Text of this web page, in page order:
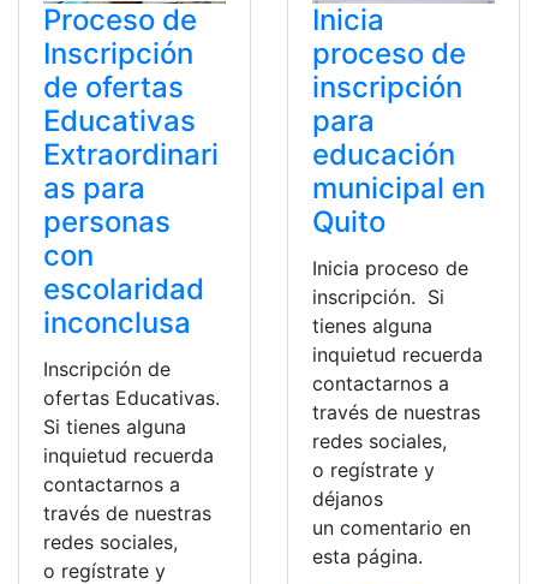
Proceso de
Inscripción
de ofertas
Educativas
Extraordinari
as para
personas
con
escolaridad
inconclusa
Inscripción de
ofertas Educativas.
Si tienes alguna
inquietud recuerda
contactarnos a
través de nuestras
redes sociales,
o regístrate y
Inicia
proceso de
inscripción
para
educación
municipal en
Quito
Inicia proceso de
inscripción. Si
tienes alguna
inquietud recuerda
contactarnos a
través de nuestras
redes sociales,
o regístrate y
déjanos
un comentario en
esta página.